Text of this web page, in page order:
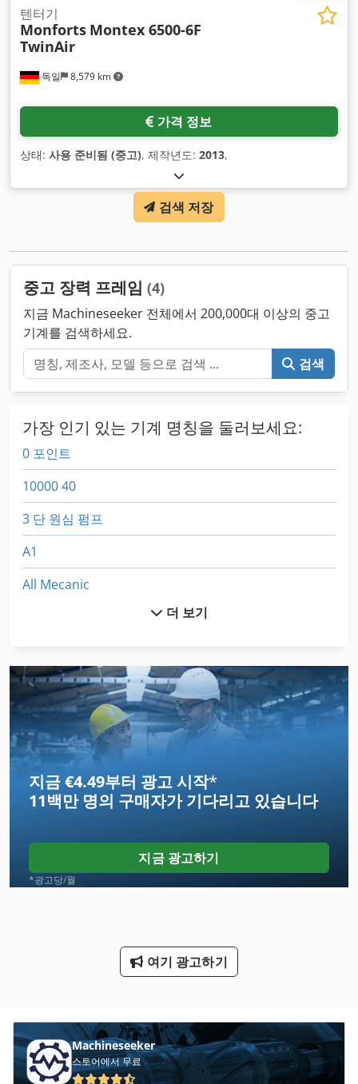
독일 8,579 km
텐터기
Monforts Montex 6500-6F
TwinAir
가격 정보
상태: 사용 준비됨 (중고), 제작년도: 2013,
검색 저장
중고 장력 프레임 (4)
지금 Machineseeker 전체에서 200,000대 이상의 중고
기계를 검색하세요.
검색
가장 인기 있는 기계 명칭을 둘러보세요:
0 포인트
10000 40
3 단 원심 펌프
A1
All Mecanic
Dsd 201
Egv 12
Frm D Midi
Gastl Rg 200
Hsc 20 Linear
Nc 선반
스크랩 덤프
재봉틀이 글 30 1
더 보기
지금 €4.49부터 광고 시작*
11백만 명의 구매자가 기다리고 있습니다
지금 광고하기
*광고당/월
여기 광고하기
Machineseeker
스토어에서 무료